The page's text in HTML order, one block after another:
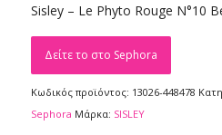
Sisley – Le Phyto Rouge N°10
Δείτε το στο Sephora
Κωδικός προϊόντος: 13026-448478
Sephora Μάρκα: SISLEY